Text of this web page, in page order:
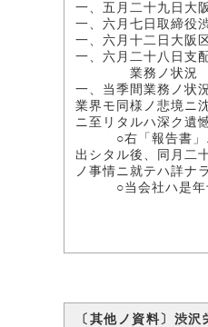
一、五月二十九日大
一、六月七日取締役
一、六月十二日大阪
一、六月二十八日支
業務ノ状況
一、当季間業務ノ状
業界モ同様ノ悲境ニ
ニ至リタルハ深ク遺
○右「報告書」ニ
出シタル後、同月二
ノ事情ニ就テハ詳ナ
○当会社ハ是年十
〔其他ノ資料〕渋